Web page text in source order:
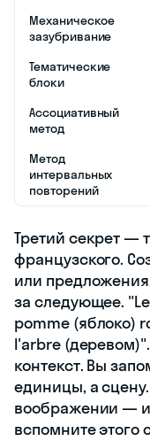
Механическое
зазубривание
Тематические
блоки
Ассоциативный
метод
Метод
интервальных
повторений
Третий секрет —
французского.
или
за следующее.
pomme (яблоко)
l'arbre
контекст. Вы
единицы, а
воображении —
вспомните этого